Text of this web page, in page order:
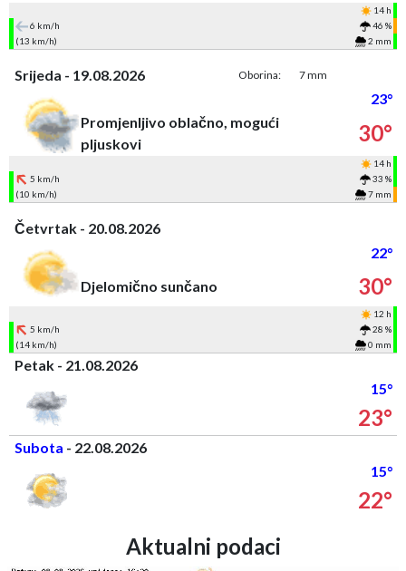
14 h
6 km/h
46 %
(13 km/h)
2 mm
Srijeda - 19.08.2026 Oborina: 7 mm
23°
Promjenljivo oblačno, mogući
pljuskovi
30°
14 h
5 km/h
33 %
(10 km/h)
7 mm
Četvrtak - 20.08.2026
22°
Djelomično sunčano
30°
12 h
5 km/h
28 %
(14 km/h)
0 mm
Petak - 21.08.2026
15°
23°
Subota - 22.08.2026
15°
22°
Aktualni podaci